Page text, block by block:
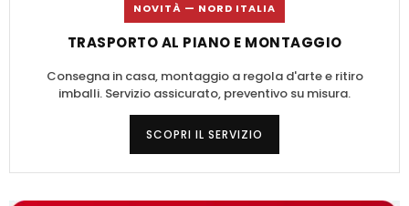
NOVITÀ — NORD ITALIA
TRASPORTO AL PIANO E MONTAGGIO
Consegna in casa, montaggio a regola d'arte e ritiro
imballi. Servizio assicurato, preventivo su misura.
SCOPRI IL SERVIZIO